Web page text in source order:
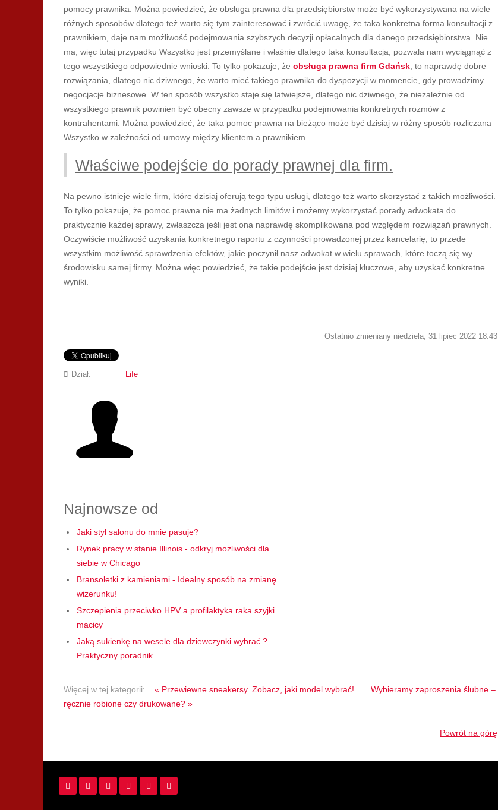
pomocy prawnika. Można powiedzieć, że obsługa prawna dla przedsiębiorstw może być wykorzystywana na wiele
różnych sposobów dlatego też warto się tym zainteresować i zwrócić uwagę, że taka konkretna forma konsultacji z
prawnikiem, daje nam możliwość podejmowania szybszych decyzji opłacalnych dla danego przedsiębiorstwa. Nie
ma, więc tutaj przypadku Wszystko jest przemyślane i właśnie dlatego taka konsultacja, pozwala nam wyciągnąć z
tego wszystkiego odpowiednie wnioski. To tylko pokazuje, że obsługa prawna firm Gdańsk , to naprawdę dobre
rozwiązania, dlatego nic dziwnego, że warto mieć takiego prawnika do dyspozycji w momencie, gdy prowadzimy
negocjacje biznesowe. W ten sposób wszystko staje się łatwiejsze, dlatego nic dziwnego, że niezależnie od
wszystkiego prawnik powinien być obecny zawsze w przypadku podejmowania konkretnych rozmów z
kontrahentami. Można powiedzieć, że taka pomoc prawna na bieżąco może być dzisiaj w różny sposób rozliczana
Wszystko w zależności od umowy między klientem a prawnikiem.
Właściwe podejście do porady prawnej dla firm.
Na pewno istnieje wiele firm, które dzisiaj oferują tego typu usługi, dlatego też warto skorzystać z takich możliwości.
To tylko pokazuje, że pomoc prawna nie ma żadnych limitów i możemy wykorzystać porady adwokata do
praktycznie każdej sprawy, zwłaszcza jeśli jest ona naprawdę skomplikowana pod względem rozwiązań prawnych.
Oczywiście możliwość uzyskania konkretnego raportu z czynności prowadzonej przez kancelarię, to przede
wszystkim możliwość sprawdzenia efektów, jakie poczynił nasz adwokat w wielu sprawach, które toczą się wy
środowisku samej firmy. Można więc powiedzieć, że takie podejście jest dzisiaj kluczowe, aby uzyskać konkretne
wyniki.
Ostatnio zmieniany niedziela, 31 lipiec 2022 18:43
Dział: Life
Najnowsze od
Jaki styl salonu do mnie pasuje?
Rynek pracy w stanie Illinois - odkryj możliwości dla
siebie w Chicago
Bransoletki z kamieniami - Idealny sposób na zmianę
wizerunku!
Szczepienia przeciwko HPV a profilaktyka raka szyjki
macicy
Jaką sukienkę na wesele dla dziewczynki wybrać ?
Praktyczny poradnik
Więcej w tej kategorii: « Przewiewne sneakersy. Zobacz, jaki model wybrać!
Wybieramy zaproszenia ślubne –
ręcznie robione czy drukowane? »
Powrót na górę